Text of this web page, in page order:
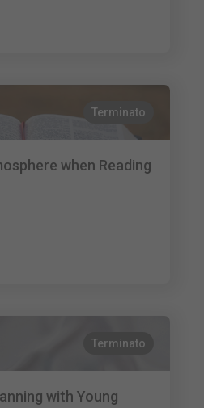
Terminato
when Reading
Terminato
with Young